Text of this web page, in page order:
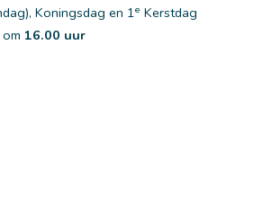
Koningsdag en 1e Kerstdag
16.00 uur